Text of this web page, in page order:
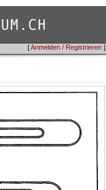
[Anmelden / Registrieren ]